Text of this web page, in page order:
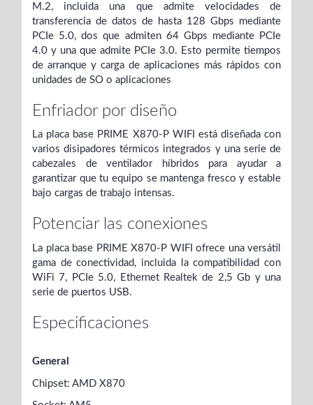
M.2, incluida una que admite velocidades de
transferencia de datos de hasta 128 Gbps mediante
PCIe 5.0, dos que admiten 64 Gbps mediante PCIe
4.0 y una que admite PCIe 3.0. Esto permite tiempos
de arranque y carga de aplicaciones más rápidos con
unidades de SO o aplicaciones
Enfriador por diseño
La placa base PRIME X870-P WIFI está diseñada con
varios disipadores térmicos integrados y una serie de
cabezales de ventilador híbridos para ayudar a
garantizar que tu equipo se mantenga fresco y estable
bajo cargas de trabajo intensas.
Potenciar las conexiones
La placa base PRIME X870-P WIFI ofrece una versátil
gama de conectividad, incluida la compatibilidad con
WiFi 7, PCIe 5.0, Ethernet Realtek de 2,5 Gb y una
serie de puertos USB.
Especificaciones
General
Chipset: AMD X870